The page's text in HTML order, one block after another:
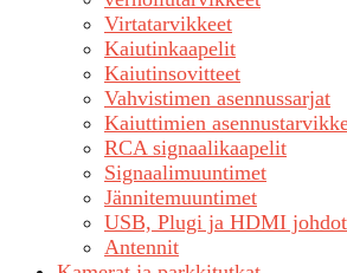
Virtatarvikkeet
Kaiutinkaapelit
Kaiutinsovitteet
Vahvistimen asennussarjat
Kaiuttimien
RCA signaalikaapelit
Signaalimuuntimet
Jännitemuuntimet
USB, Plugi ja HDMI
Antennit